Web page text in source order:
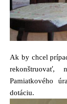
Ak by chcel
Pamiatkového
dotáciu.